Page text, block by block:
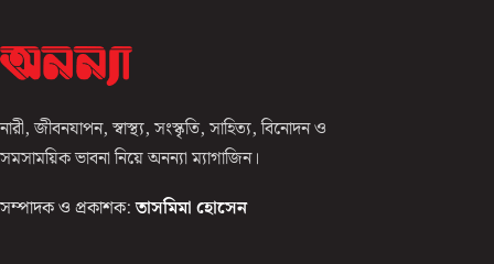
নারী, জীবনযাপন, স্বাস্থ্য, সংস্কৃতি, সাহিত্য, বিনোদন ও
সমসাময়িক ভাবনা নিয়ে অনন্যা ম্যাগাজিন।
সম্পাদক ও প্রকাশক: তাসমিমা হোসেন